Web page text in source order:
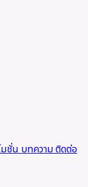
มชั่นบทความติดต่อ